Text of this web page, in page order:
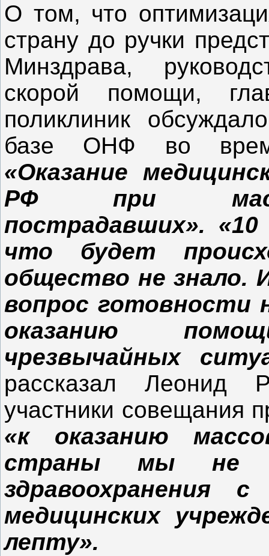
О том, что
страну до ручки
Минздрава,
скорой помощи,
поликлиник
базе ОНФ во
«Оказание
РФ при
пострадавших».
что будет
общество не знало.
вопрос готовности
оказанию
чрезвычайных
рассказал
участники совещания
«к оказанию
страны мы не
здравоохранения
медицинских
лепту».